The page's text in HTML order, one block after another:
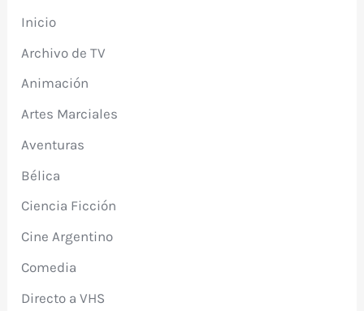
Inicio
Archivo de TV
Animación
Artes Marciales
Aventuras
Bélica
Ciencia Ficción
Cine Argentino
Comedia
Directo a VHS